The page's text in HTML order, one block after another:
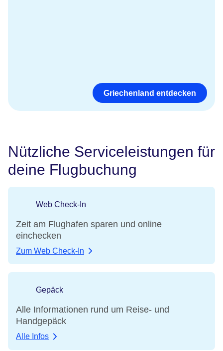
Griechenland entdecken
Nützliche Serviceleistungen für
deine Flugbuchung
Web Check-In
Zeit am Flughafen sparen und online
einchecken
Zum Web Check-In
Gepäck
Alle Informationen rund um Reise- und
Handgepäck
Alle Infos